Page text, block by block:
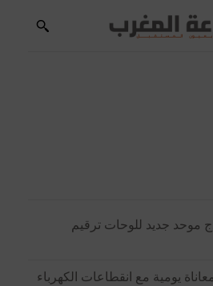
موحد جديد للوحات ترقيم
يومية مع انقطاعات الكهرباء